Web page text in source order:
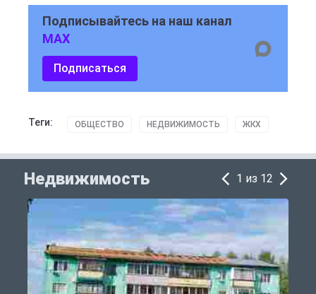
Подписывайтесь на наш канал
MAX
Подписаться
Теги: ОБЩЕСТВО НЕДВИЖИМОСТЬ ЖКХ
Недвижимость 1 из 12